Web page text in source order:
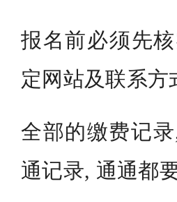
报名前必须先
定网站及联系
全部的缴费记
通记录, 通通都